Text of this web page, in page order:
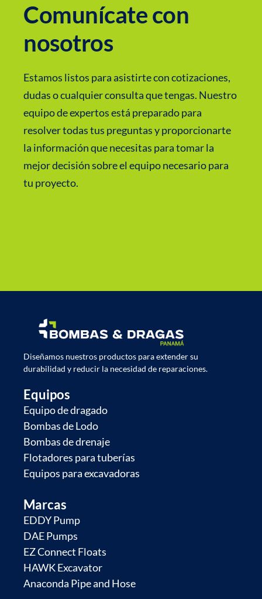
Comunícate con
nosotros
Estamos listos para asistirte con cotizaciones,
dudas o cualquier consulta que tengas. Nuestro
equipo de expertos está preparado para
resolver todas tus preguntas y proporcionarte
la información que necesitas para tomar la
mejor decisión sobre el equipo necesario para
tu proyecto.
Diseñamos nuestros productos para extender su
durabilidad y reducir la necesidad de reparaciones.
Equipos
Equipo de dragado
Bombas de Lodo
Bombas de drenaje
Flotadores para tuberías
Equipos para excavadoras
Marcas
EDDY Pump
DAE Pumps
EZ Connect Floats
HAWK Excavator
Anaconda Pipe and Hose